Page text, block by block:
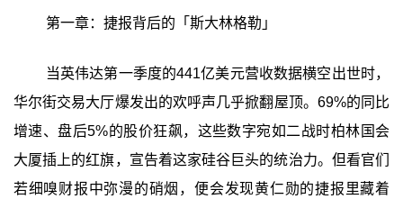
第一章：捷报背后的「斯大林格勒」
当英伟达第一季度的441亿美元营收数据横空出世时，
华尔街交易大厅爆发出的欢呼声几乎掀翻屋顶。69%的同比
增速、盘后5%的股价狂飙，这些数字宛如二战时柏林国会
大厦插上的红旗，宣告着这家硅谷巨头的统治力。但看官们
若细嗅财报中弥漫的硝烟，便会发现黄仁勋的捷报里藏着